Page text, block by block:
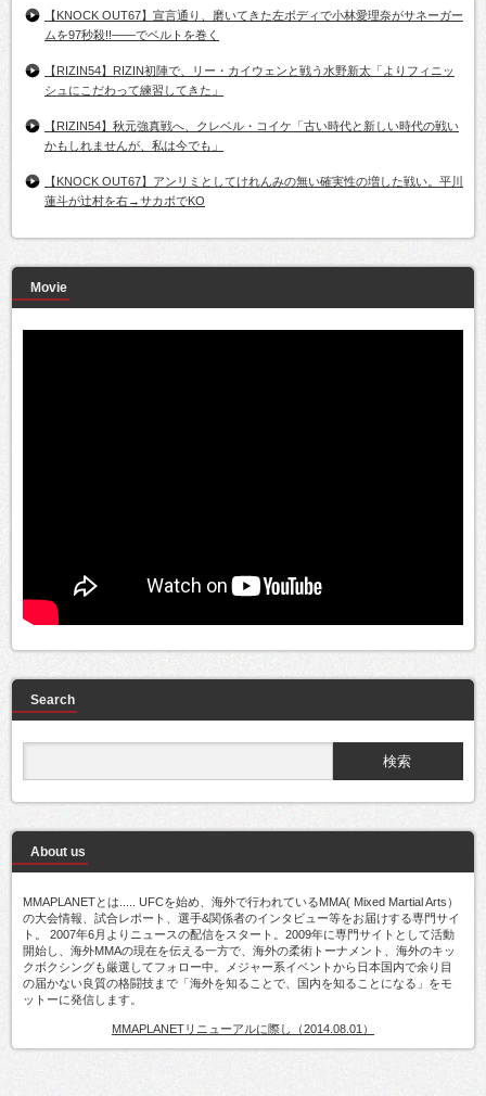
【KNOCK OUT67】宣言通り、磨いてきた左ボディで小林愛理奈がサネーガー
ムを97秒殺!!――でベルトを巻く
【RIZIN54】RIZIN初陣で、リー・カイウェンと戦う水野新太「よりフィニッ
シュにこだわって練習してきた」
【RIZIN54】秋元強真戦へ、クレベル・コイケ「古い時代と新しい時代の戦い
かもしれませんが、私は今でも」
【KNOCK OUT67】アンリミとしてけれんみの無い確実性の増した戦い。平川
蓮斗が辻村を右→サカボでKO
Movie
Search
About us
MMAPLANETとは..... UFCを始め、海外で行われているMMA( Mixed Martial Arts）
の大会情報、試合レポート、選手&関係者のインタビュー等をお届けする専門サイ
ト。 2007年6月よりニュースの配信をスタート。2009年に専門サイトとして活動
開始し、海外MMAの現在を伝える一方で、海外の柔術トーナメント、海外のキッ
クボクシングも厳選してフォロー中。メジャー系イベントから日本国内で余り目
の届かない良質の格闘技まで「海外を知ることで、国内を知ることになる」をモ
ットーに発信します。
MMAPLANETリニューアルに際し（2014.08.01）